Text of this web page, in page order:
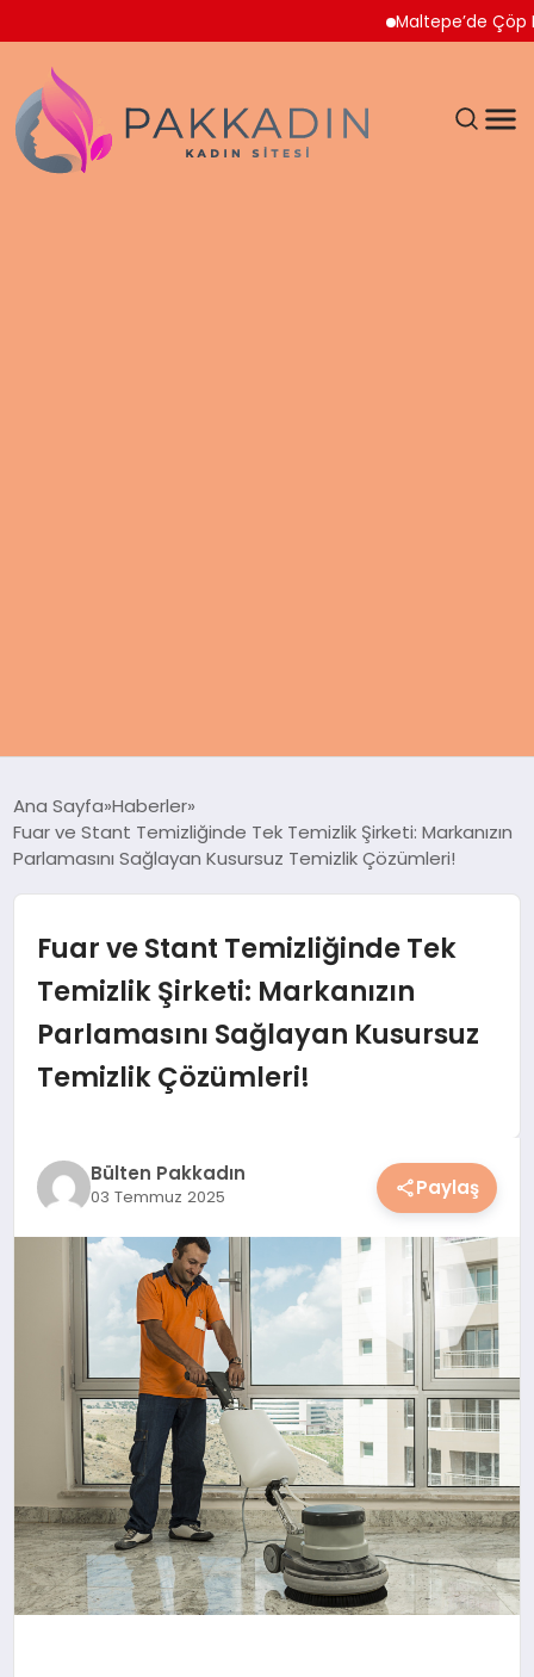
Maltepe’de Çöp Ev
KADIN
SPOR & FITNESS
YEMEK
HESAPLAMALAR
Ana Sayfa Haberler
Fuar ve Stant Temizliğinde Tek Temizlik Şirketi: Markanızın
Parlamasını Sağlayan Kusursuz Temizlik Çözümleri!
Fuar ve Stant Temizliğinde Tek
Temizlik Şirketi: Markanızın
Parlamasını Sağlayan Kusursuz
Temizlik Çözümleri!
Bülten Pakkadın
03 Temmuz 2025 Paylaş